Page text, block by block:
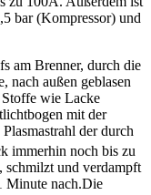
bar (Kompressor) und
am Brenner, durch die
außen geblasen
wie Lacke
mit der
der durch
immerhin noch bis zu
schmilzt und verdampft
Minute nach.Die